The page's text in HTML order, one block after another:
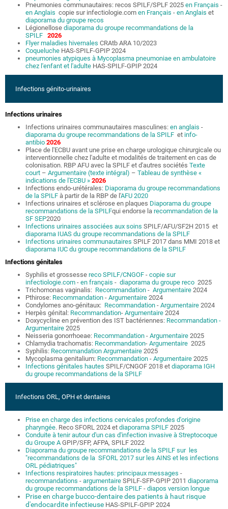
Pneumonies communautaires: recos SPILF/SPLF 2025 en Français -
en Anglais copie sur infectiologie.com en Français - en Anglais et
diaporama du groupe recos
Légionellose diaporama du groupe recommandations de la
SPILF 2026
Flyer maladies hivernales CRAtb ARA 10/2023
Coqueluche HAS-SPILF-GPIP 2024
pneumonies atypiques à Mycoplasma pneumoniae en ambulatoire
chez l'enfant et l'adulte HAS-SPILF-GPIP 2024
Infections génito-urinaires
Infections urinaires
Infections urinaires communautaires masculines: en anglais -
diaporama du groupe recommandations de la SPILF et info-
antibio 2026
Place de l'ECBU avant une prise en charge urologique chirurgicale ou
interventionnelle chez l'adulte et modalités de traitement en cas de
colonisation. RBP AFU avec la SPILF et d'autres sociétés Texte
court – Argumentaire (texte intégral) – Tableau de synthèse «
indications de l'ECBU » 2026
Infections endo-urétérales: Diaporama du groupe recommandations
de la SPILF à partir de la RBP de l'AFU 2020
Infections urinaires et sclérose en plaques Diaporama du groupe
recommandations de la SPILFqui endorse la recommandation de la
SF SEP2020
Infections urinaires associées aux soins SPILF/AFU/SF2H 2015 et
diaporama IUAS du groupe recommandations de la SPILF
Infections urinaires communautaires SPILF 2017 dans MMI 2018 et
diaporama IUC du groupe recommandations de la SPILF
Infections génitales
Syphilis et grossesse reco SPILF/CNGOF - copie sur
infectiologie.com - en français - diaporama du groupe reco 2025
Trichomonas vaginalis: Recommandation - Argumentaire 2024
Pthirose: Recommandation - Argumentaire 2024
Condylomes ano-génitaux: Recommandation - Argumentaire 2024
Herpès génital: Recommandation- Argumentaire 2024
Doxycycline en prévention des IST bactériennes: Recommandation -
Argumentaire 2025
Neisseria gonorrhoeae: Recommandation - Argumentaire 2025
Chlamydia trachomatis: Recommandation- Argumentaire 2025
Syphilis: Recommandation Argumentaire 2025
Mycoplasma genitalium: Recommandation - Argumentaire 2025
Infections génitales hautes SPILF/CNGOF 2018 et diaporama IGH
du groupe recommandations de la SPILF
Infections ORL, OPH et dentaires
Prise en charge des infections cervicales profondes d'origine
pharyngée. Reco SFORL 2024 et diaporama SPILF 2025
Conduite à tenir autour d'un cas d'infection invasive à Streptocoque
du Groupe AGPIP/SFP, AFPA, SPILF 2022
Diaporama du groupe recommandations de la SPILF sur les
"recommandations de la SFORL 2017 sur les AINS et les infections
ORL pédiatriques"
Infections respiratoires hautes: principaux messages -
recommandations - argumentaire SPILF-SFP-GPIP 2011 diaporama
du groupe recommandations de la SPILF - diapos version longue
Prise en charge bucco-dentaire des patients à haut risque
d'endocardite infectieuse HAS-SPILF-GPIP 2024